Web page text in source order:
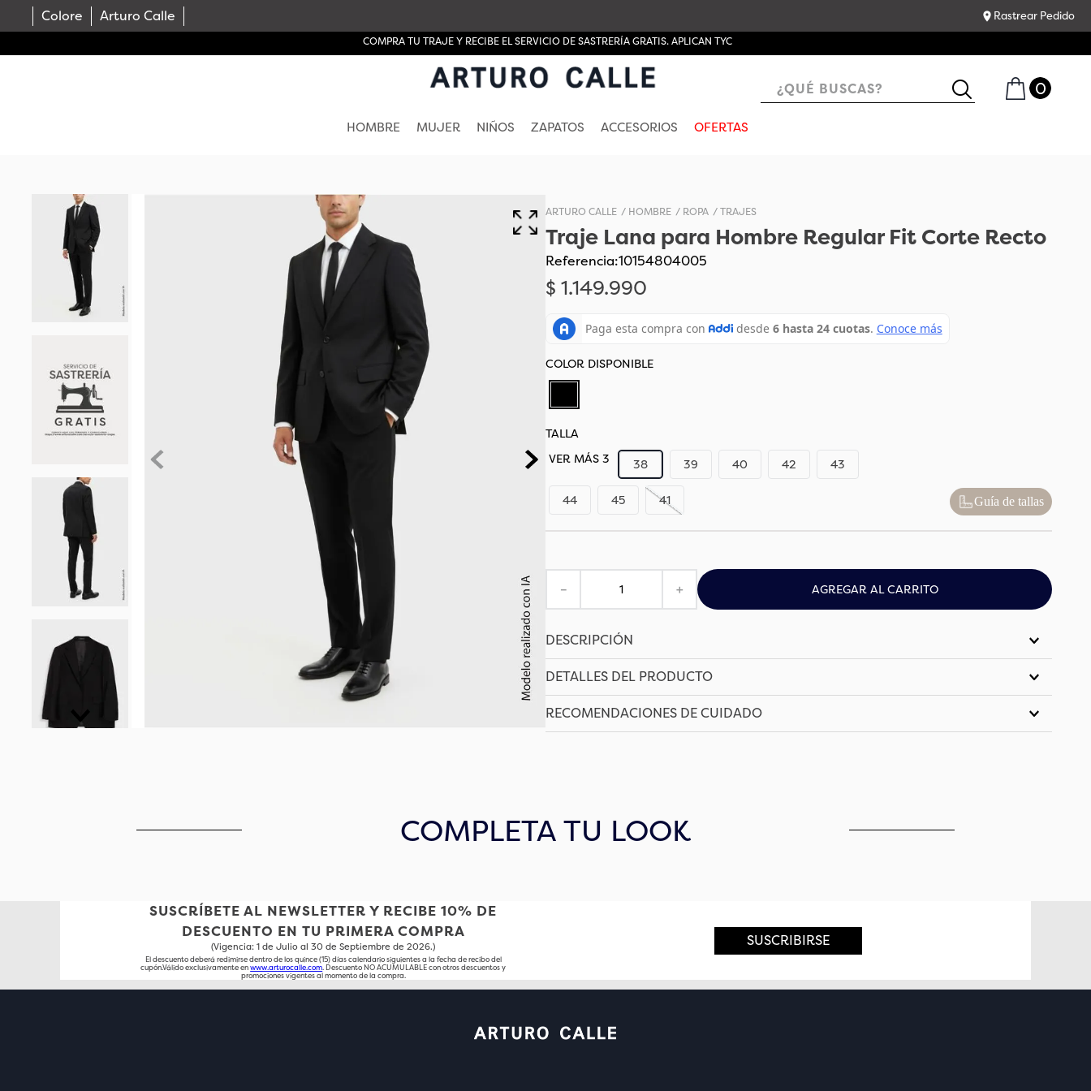
Colore Arturo Calle Rastrear Pedido
COMPRA TU TRAJE Y RECIBE EL SERVICIO DE SASTRERÍA GRATIS. APLICAN TYC
¿QUÉ BUSCAS?
HOMBRE MUJER NIÑOS ZAPATOS ACCESORIOS OFERTAS
HOMBRE ROPA TRAJES
Traje Lana para Hombre Regular Fit Corte Recto
Referencia:10154804005
$ 1.149.990
TALLA
38 39 40
41
42 43
44 45
VER MÁS 3
Guía de tallas
＋
－ AGREGAR AL CARRITO
DESCRIPCIÓN
DETALLES DEL PRODUCTO
RECOMENDACIONES DE CUIDADO
COMPLETA TU LOOK
SUSCRÍBETE AL NEWSLETTER Y RECIBE 10% DE
DESCUENTO EN TU PRIMERA COMPRA
(Vigencia: 1 de Julio al 30 de Septiembre de 2026.)
El descuento deberá redimirse dentro de los quince (15) días calendario siguientes a la fecha de recibo del
cupón.Válido exclusivamente enwww.arturocalle.com. Descuento NO ACUMULABLE con otros descuentos y
promociones vigentes al momento de la compra.
SUSCRIBIRSE